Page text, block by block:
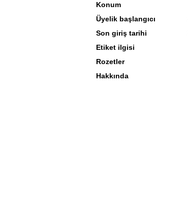
Konum
Üyelik başlangıcı
Son giriş tarihi
Etiket ilgisi
Rozetler
Hakkında